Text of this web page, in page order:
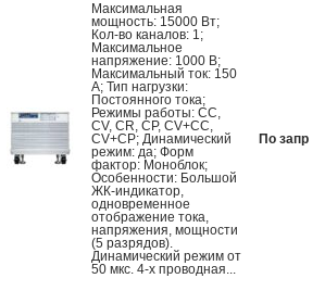
Максимальная
мощность: 15000 Вт;
Кол-во каналов: 1;
Максимальное
напряжение: 1000 В;
Максимальный ток: 150
А; Тип нагрузки:
Постоянного тока;
Режимы работы: CC,
CV, CR, CP, CV+CC,
CV+CP; Динамический
режим: да; Форм
фактор: Моноблок;
Особенности: Большой
ЖК-индикатор,
одновременное
отображение тока,
напряжения, мощности
(5 разрядов).
Динамический режим от
50 мкс. 4-х проводная...
По